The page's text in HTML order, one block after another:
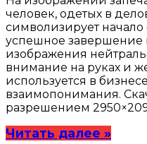
человек, одетых в
символизирует начало
успешное завершение
изображения
внимание на руках и
используется в
взаимопонимания.
разрешением
Читать далее »